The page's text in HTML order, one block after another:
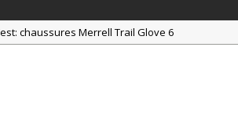
chaussures Merrell Trail Glove 6
chaussures de running Altra Rivera 2